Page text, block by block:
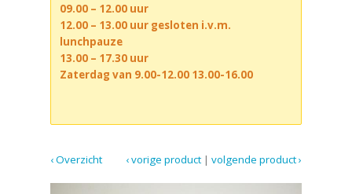
09.00 – 12.00 uur
12.00 – 13.00 uur gesloten i.v.m.
lunchpauze
13.00 – 17.30 uur
Zaterdag van 9.00-12.00 13.00-16.00
‹ Overzicht volgende product ›
|
‹ vorige product